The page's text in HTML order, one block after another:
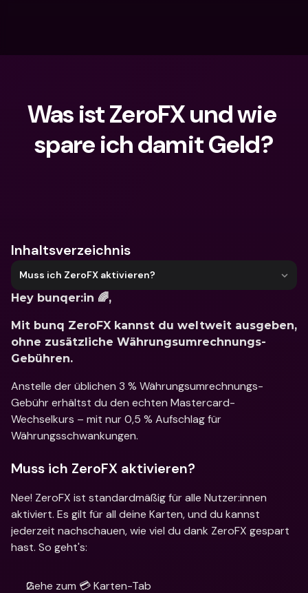
Was ist ZeroFX und wie
spare ich damit Geld?
Inhaltsverzeichnis
Muss ich ZeroFX aktivieren?
Hey bunqer:in 🌈,
Mit bunq ZeroFX kannst du weltweit ausgeben,
ohne zusätzliche Währungsumrechnungs-
Gebühren.
Anstelle der üblichen 3 % Währungsumrechnungs-
Gebühr erhältst du den echten Mastercard-
Wechselkurs – mit nur 0,5 % Aufschlag für
Währungsschwankungen.
Muss ich ZeroFX aktivieren?
Nee! ZeroFX ist standardmäßig für alle Nutzer:innen
aktiviert. Es gilt für all deine Karten, und du kannst
jederzeit nachschauen, wie viel du dank ZeroFX gespart
hast. So geht's:
Gehe zum 💳 Karten-Tab